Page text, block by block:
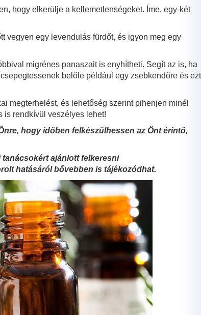
hogy elkerülje a kellemetlenségeket. Íme, egy-két
vegyen egy levendulás fürdőt, és igyon meg egy
migrénes panaszait is enyhítheti. Segít az is, ha
belőle például egy zsebkendőre és ezt
megterhelést, és lehetőség szerint pihenjen minél
is rendkívül veszélyes lehet!
hogy időben felkészülhessen az Önt érintő,
ajánlott felkeresni
hatásáról bővebben is tájékozódhat.